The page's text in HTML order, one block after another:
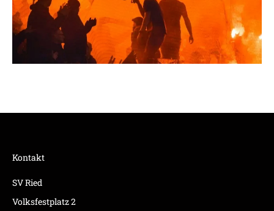
Kontakt
SV Ried
Volksfestplatz 2